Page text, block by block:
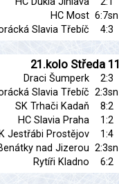
HC Most 6:7sn
Slavia Třebíč
4:3
21.kolo Středa
Draci Šumperk 2:3
Slavia Třebíč 2:3sn
SK Trhači Kadaň
8:2
HC Slavia Praha
1:2
Jestřábi Prostějov
1:4
nad Jizerou 2:3sn
Rytíři Kladno
6:2